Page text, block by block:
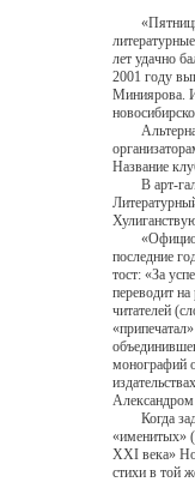
«Пятницы у
лет удачно
2001 году
Миниярова.
Название
В арт-
«Официоз»
последние
тост: «За
переводит
читателей
монографий
Когда
«именитых»
XXI века»
стихи в той